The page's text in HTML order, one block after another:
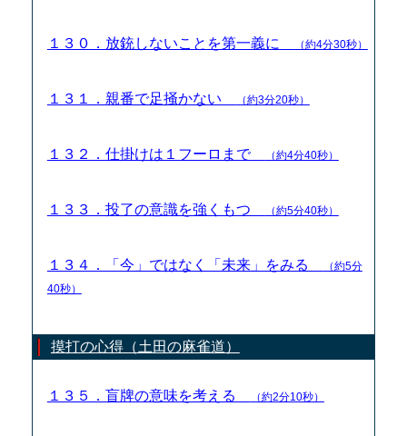
１３０．放銃しないことを第一義に （約4分30秒）
１３１．親番で足掻かない （約3分20秒）
１３２．仕掛けは１フーロまで （約4分40秒）
１３３．投了の意識を強くもつ （約5分40秒）
１３４．「今」ではなく「未来」をみる
（約5分
40秒）
摸打の心得（土田の麻雀道）
１３５．盲牌の意味を考える （約2分10秒）